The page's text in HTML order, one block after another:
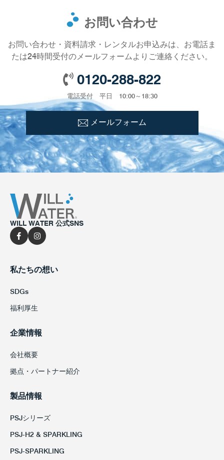
お問い合わせ
お問い合わせ・資料請求・レンタルお申込みは、お電話ま
たは24時間受付のメールフォームよりご連絡ください。
0120-288-822
電話受付 平日 10:00～18:30
メールフォーム
WILL WATER 公式SNS
私たちの想い
SDGs
福利厚生
企業情報
会社概要
拠点・パートナー紹介
製品情報
PSJシリーズ
PSJ-H2 & SPARKLING
PSJ-SPARKLING